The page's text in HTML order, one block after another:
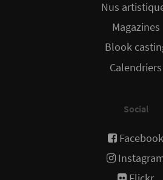
Nus
Magazines
Blook
Calendriers
Social
Facebook